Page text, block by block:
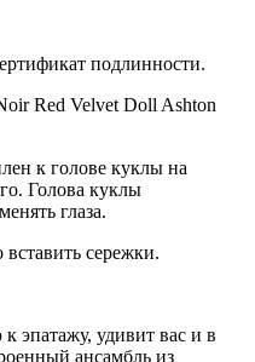
подлинности.
Red Velvet Doll Ashton
к голове куклы на
Голова куклы
глаза.
сережки.
эпатажу, удивит вас и в
ансамбль из